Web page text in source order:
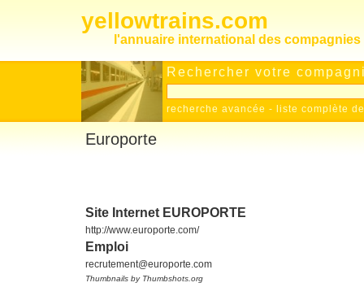
yellowtrains.com
l'annuaire international des
Rechercher votre
recherche avancée - liste complète
Europorte
Site Internet EUROPORTE
http://www.europorte.com/
Emploi
recrutement@europorte.com
Thumbnails by Thumbshots.org